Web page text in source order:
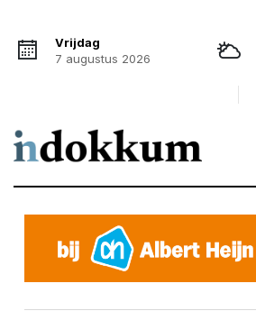
Vrijdag
7 augustus 2026